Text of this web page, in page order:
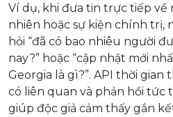
Ví dụ, khi đưa tin trực tiếp về
nhiên hoặc sự kiện chính trị,
hỏi “đã có bao nhiêu người
nay?” hoặc “cập nhật mới
Georgia là gì?”. API thời
có liên quan và phản hồi tức
giúp độc giả cảm thấy gắn